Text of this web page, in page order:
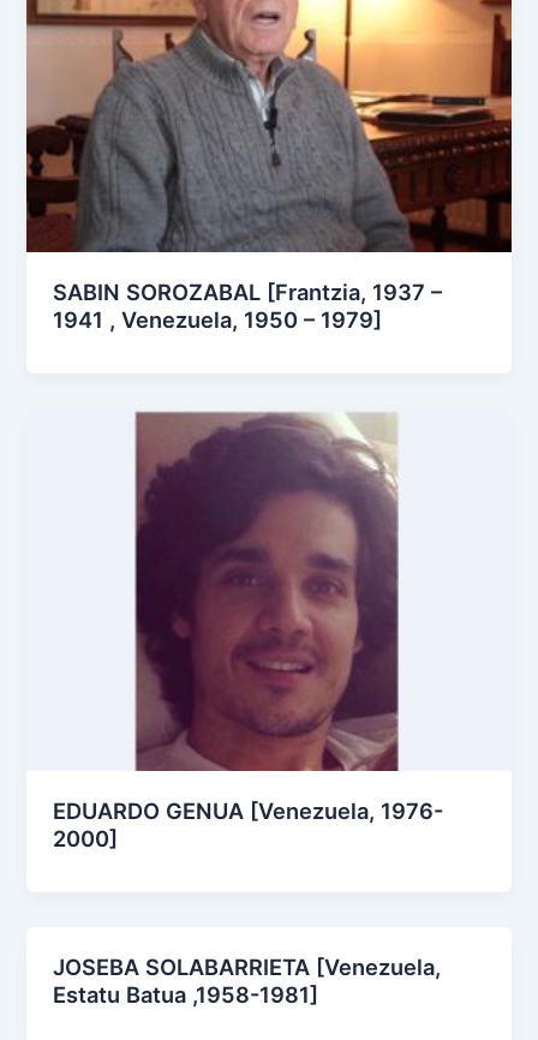
SABIN SOROZABAL [Frantzia, 1937 –
1941 , Venezuela, 1950 – 1979]
EDUARDO GENUA [Venezuela, 1976-
2000]
JOSEBA SOLABARRIETA [Venezuela,
Estatu Batua ,1958-1981]